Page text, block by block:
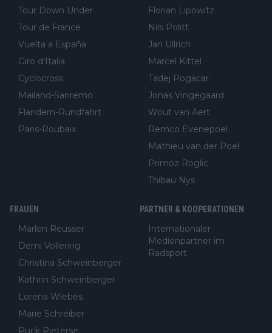
Tour Down Under
Tour de France
Vuelta a España
Giro d'Italia
Cyclocross
Mailand-Sanremo
Flandern-Rundfahrt
Paris-Roubaix
Florian Lipowitz
Nils Politt
Jan Ullrich
Marcel Kittel
Tadej Pogacar
Jonas Vingegaard
Wout van Aert
Remco Evenepoel
Mathieu van der Poel
Primoz Roglic
Thibau Nys
FRAUEN
Marlen Reusser
Demi Vollering
Christina Schweinberger
Kathrin Schweinberger
Lorena Wiebes
Marie Schreiber
Puck Pieterse
PARTNER & KOOPERATIONEN
Internationaler
Medienpartner im
Radsport